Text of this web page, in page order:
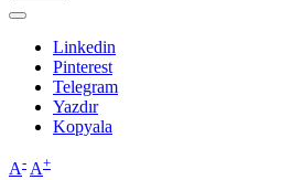
Linkedin
Pinterest
Telegram
Yazdır
Kopyala
A- A+